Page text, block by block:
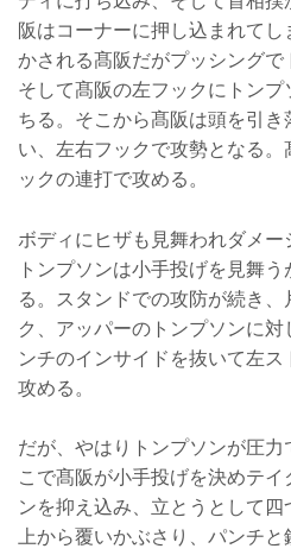
阪はコーナーに押し込まれて
かされる髙阪だがプッシングで
そして髙阪の左フックにトン
ちる。そこから髙阪は頭を引
い、左右フックで攻勢となる
ックの連打で攻める。
ボディにヒザも見舞われダメー
トンプソンは小手投げを見舞
る。スタンドでの攻防が続き、
ク、アッパーのトンプソンに
ンチのインサイドを抜いて左
攻める。
だが、やはりトンプソンが圧力
こで髙阪が小手投げを決めテ
ンを抑え込み、立とうとして
上から覆いかぶさり、パンチ